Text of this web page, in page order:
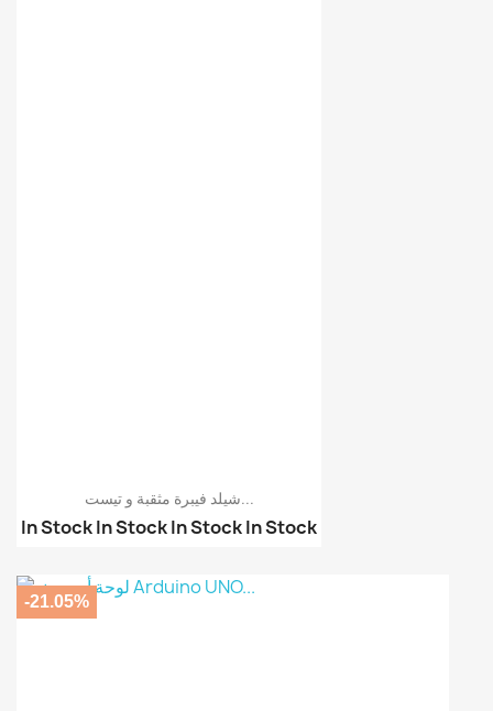
شيلد فيبرة مثقبة و تيست...
In StockIn StockIn StockIn Stock
شيلد فيبرة مثقبة فقط -...
‎-21.05%